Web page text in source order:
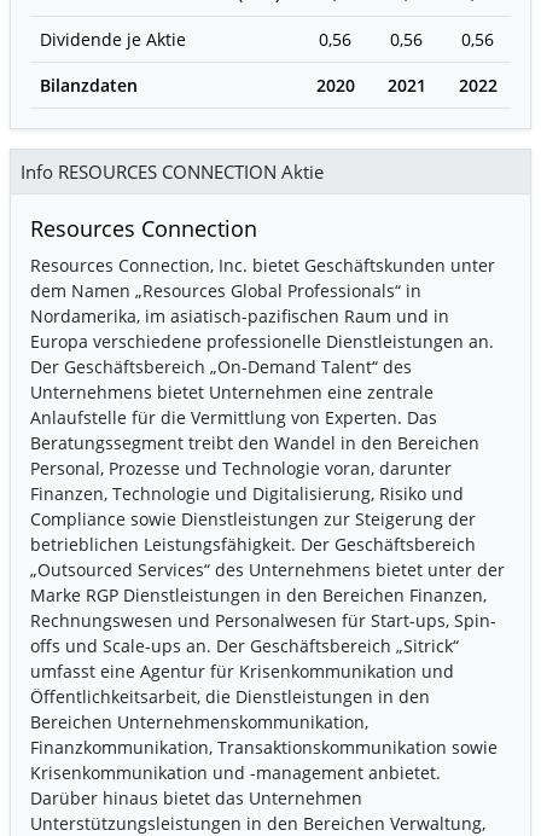
Dividende je Aktie
0,56 0,56 0,56
Bilanzdaten
2020 2021 2022
Info RESOURCES CONNECTION Aktie
Resources Connection
Resources Connection, Inc. bietet Geschäftskunden unter
dem Namen „Resources Global Professionals“ in
Nordamerika, im asiatisch-pazifischen Raum und in
Europa verschiedene professionelle Dienstleistungen an.
Der Geschäftsbereich „On-Demand Talent“ des
Unternehmens bietet Unternehmen eine zentrale
Anlaufstelle für die Vermittlung von Experten. Das
Beratungssegment treibt den Wandel in den Bereichen
Personal, Prozesse und Technologie voran, darunter
Finanzen, Technologie und Digitalisierung, Risiko und
Compliance sowie Dienstleistungen zur Steigerung der
betrieblichen Leistungsfähigkeit. Der Geschäftsbereich
„Outsourced Services“ des Unternehmens bietet unter der
Marke RGP Dienstleistungen in den Bereichen Finanzen,
Rechnungswesen und Personalwesen für Start-ups, Spin-
offs und Scale-ups an. Der Geschäftsbereich „Sitrick“
umfasst eine Agentur für Krisenkommunikation und
Öffentlichkeitsarbeit, die Dienstleistungen in den
Bereichen Unternehmenskommunikation,
Finanzkommunikation, Transaktionskommunikation sowie
Krisenkommunikation und -management anbietet.
Darüber hinaus bietet das Unternehmen
Unterstützungsleistungen in den Bereichen Verwaltung,